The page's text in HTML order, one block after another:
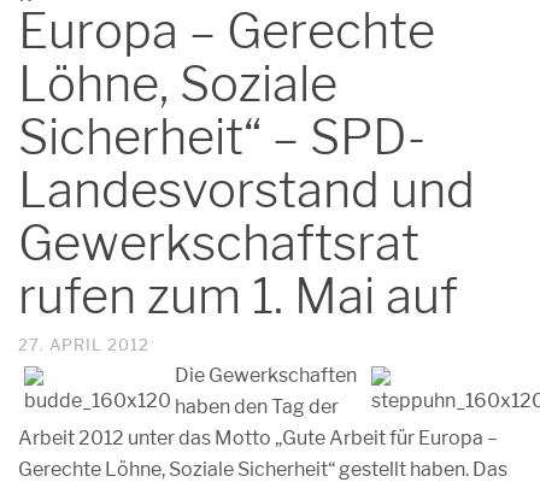
Europa – Gerechte
Löhne, Soziale
Sicherheit“ – SPD-
Landesvorstand und
Gewerkschaftsrat
rufen zum 1. Mai auf
27. APRIL 2012
Die Gewerkschaften
haben den Tag der
Arbeit 2012 unter das Motto „Gute Arbeit für Europa –
Gerechte Löhne, Soziale Sicherheit“ gestellt haben. Das